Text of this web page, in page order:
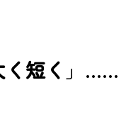
短く 」……